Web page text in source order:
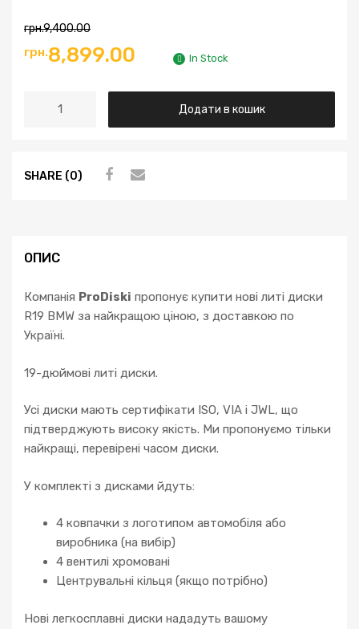
грн.9,400.00
грн.8,899.00 In Stock
Додати в кошик
SHARE (0)
ОПИС
Компанія ProDiski пропонує купити нові литі диски
R19 BMW за найкращою ціною, з доставкою по
Україні.
19-дюймові литі диски.
Усі диски мають сертифікати ISO, VIA і JWL, що
підтверджують високу якість. Ми пропонуємо тільки
найкращі, перевірені часом диски.
У комплекті з дисками йдуть:
4 ковпачки з логотипом автомобіля або
виробника (на вибір)
4 вентилі хромовані
Центрувальні кільця (якщо потрібно)
Нові легкосплавні диски нададуть вашому